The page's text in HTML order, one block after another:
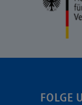
FOLGE